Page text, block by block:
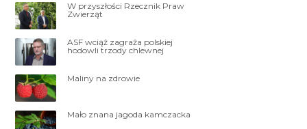
W przyszłości Rzecznik Praw
Zwierząt
ASF wciąż zagraża polskiej
hodowli trzody chlewnej
Maliny na zdrowie
Mało znana jagoda kamczacka